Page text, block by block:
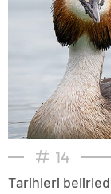
14
Tarihleri